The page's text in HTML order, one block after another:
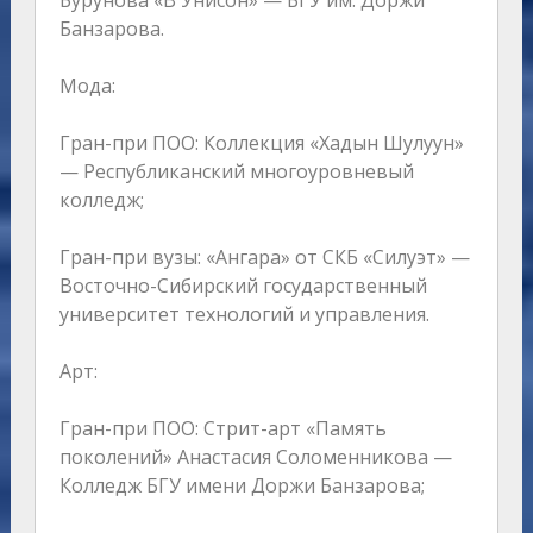
Банзарова.
Мода:
Гран-при ПОО: Коллекция «Хадын Шулуун»
— Республиканский многоуровневый
колледж;
Гран-при вузы: «Ангара» от СКБ «Силуэт» —
Восточно-Сибирский государственный
университет технологий и управления.
Арт:
Гран-при ПОО: Стрит-арт «Память
поколений» Анастасия Соломенникова —
Колледж БГУ имени Доржи Банзарова;